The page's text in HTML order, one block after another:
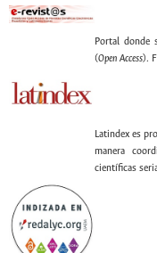
Portal donde
(Open Access).
Latindex es
manera
científicas